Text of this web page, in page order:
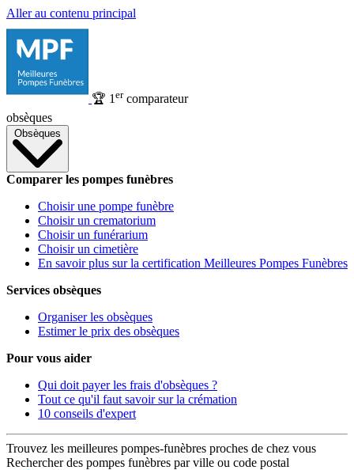
Aller au contenu principal
🏆 1 ercomparateur
obsèques
Obsèques
Comparer les pompes funèbres
Choisir une pompe funèbre
Choisir un crematorium
Choisir un funérarium
Choisir un cimetière
En savoir plus sur la certification Meilleures Pompes Funèbres
Services obsèques
Organiser les obsèques
Estimer le prix des obsèques
Pour vous aider
Qui doit payer les frais d'obsèques ?
Tout ce qu'il faut savoir sur la crémation
10 conseils d'expert
Trouvez les meilleures pompes-funèbres proches de chez vous
Rechercher des pompes funèbres par ville ou code postal